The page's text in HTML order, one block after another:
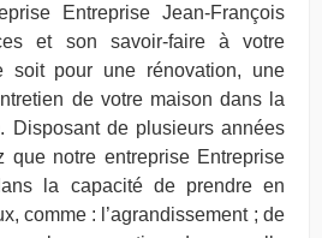
Entreprise Jean-François
et son savoir-faire à votre
soit pour une rénovation, une
de votre maison dans la
Disposant de plusieurs années
que notre entreprise Entreprise
la capacité de prendre en
comme : l’agrandissement ; de